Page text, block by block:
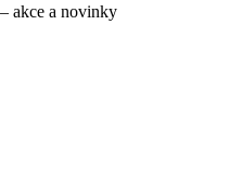
akce a novinky